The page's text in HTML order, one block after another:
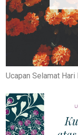
Ucapan Selamat Hari